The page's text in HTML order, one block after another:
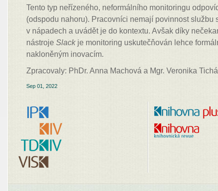
Tento typ neřízeného, neformálního monitoringu
(odspodu nahoru). Pracovníci nemají povinnost službu
v nápadech a uvádět je do kontextu. Avšak díky
nástrojeSlackje monitoring uskutečňován lehce
nakloněným inovacím.
Zpracovaly: PhDr. Anna Machová a Mgr. Veronika Tichá
Sep 01, 2022